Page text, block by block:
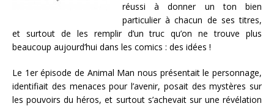
réussi à donner un ton bien
particulier à chacun de ses titres,
et surtout de les remplir d’un truc qu’on ne trouve plus
beaucoup aujourd’hui dans les comics : des idées !
Le 1er épisode de Animal Man nous présentait le personnage,
identifiait des menaces pour l’avenir, posait des mystères sur
les pouvoirs du héros, et surtout s’achevait sur une révélation